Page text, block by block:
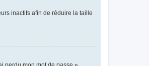
inactifs afin de réduire la taille